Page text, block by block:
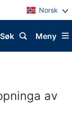
Norsk
Meny
Søk
av